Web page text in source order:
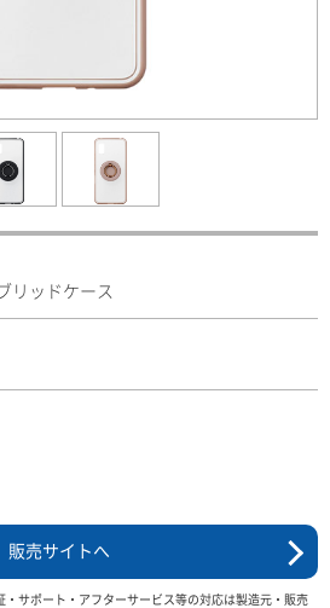
リッドケース
販売サイトへ
・サポート・アフターサービス等の対応は製造元・販売